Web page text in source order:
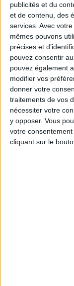
publicités et du
et de contenu, des
services. Avec
mêmes pouvons
précises et
pouvez consentir
pouvez également
modifier vos
donner votre
traitements de vos
nécessiter votre
y opposer. Vous
votre
cliquant sur le
TOUT CE
LES SPF